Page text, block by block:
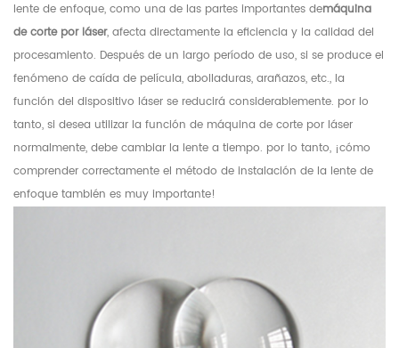
lente de enfoque, como una de las partes importantes demáquina
de corte por láser, afecta directamente la eficiencia y la calidad del
procesamiento. Después de un largo período de uso, si se produce el
fenómeno de caída de película, abolladuras, arañazos, etc., la
función del dispositivo láser se reducirá considerablemente. por lo
tanto, si desea utilizar la función de máquina de corte por láser
normalmente, debe cambiar la lente a tiempo. por lo tanto, ¡cómo
comprender correctamente el método de instalación de la lente de
enfoque también es muy importante!